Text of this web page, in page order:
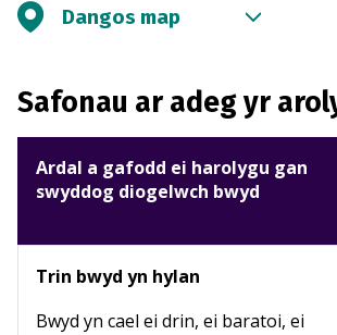
Dangos map
Safonau ar adeg yr
Ardal a gafodd ei harolygu gan
swyddog diogelwch bwyd
Trin bwyd yn hylan
Bwyd yn cael ei drin, ei baratoi, ei